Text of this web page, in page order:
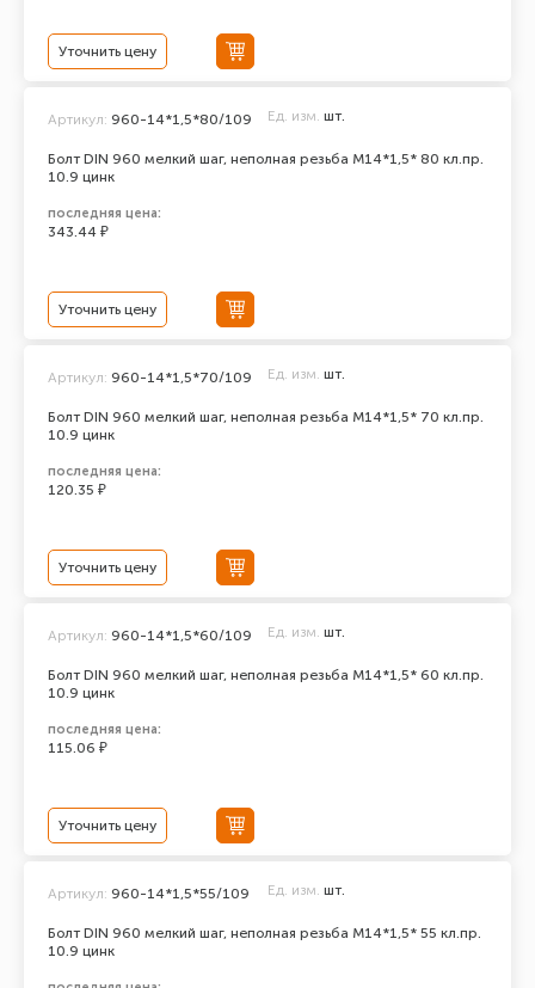
Уточнить цену
Болт DIN 960 мелкий шаг, неполная резьба M14*1,5* 80 кл.пр.
10.9 цинк
Артикул: 960-14*1,5*80/109 Ед. изм. шт.
последняя цена:
343.44 ₽
Уточнить цену
Болт DIN 960 мелкий шаг, неполная резьба M14*1,5* 70 кл.пр.
10.9 цинк
Артикул: 960-14*1,5*70/109 Ед. изм. шт.
последняя цена:
120.35 ₽
Уточнить цену
Болт DIN 960 мелкий шаг, неполная резьба M14*1,5* 60 кл.пр.
10.9 цинк
Артикул: 960-14*1,5*60/109 Ед. изм. шт.
последняя цена:
115.06 ₽
Уточнить цену
Болт DIN 960 мелкий шаг, неполная резьба M14*1,5* 55 кл.пр.
10.9 цинк
Артикул: 960-14*1,5*55/109 Ед. изм. шт.